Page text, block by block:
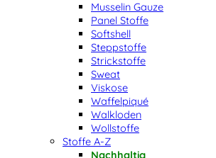
Musselin Gauze
Panel Stoffe
Softshell
Steppstoffe
Strickstoffe
Sweat
Viskose
Waffelpiqué
Walkloden
Wollstoffe
Stoffe A-Z
Nachhaltig